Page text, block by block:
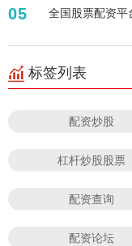
05 全国股票配资平
标签列表
配资炒股
杠杆炒股股票
配资查询
配资论坛